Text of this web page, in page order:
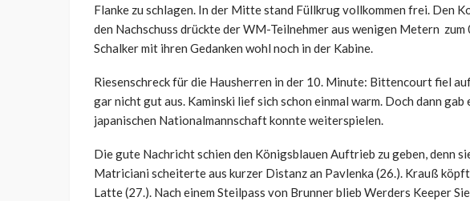
Flanke zu schlagen. In der Mitte stand Füllkrug vollkommen frei. Den
den Nachschuss drückte der WM-Teilnehmer aus wenigen Metern
Schalker mit ihren Gedanken wohl noch in der Kabine.
Riesenschreck für die Hausherren in der 10. Minute: Bittencourt fiel
gar nicht gut aus. Kaminski lief sich schon einmal warm. Doch dann
japanischen Nationalmannschaft konnte weiterspielen.
Die gute Nachricht schien den Königsblauen Auftrieb zu geben, denn
Matriciani scheiterte aus kurzer Distanz an Pavlenka (26.). Krauß
Latte (27.). Nach einem Steilpass von Brunner blieb Werders Keeper